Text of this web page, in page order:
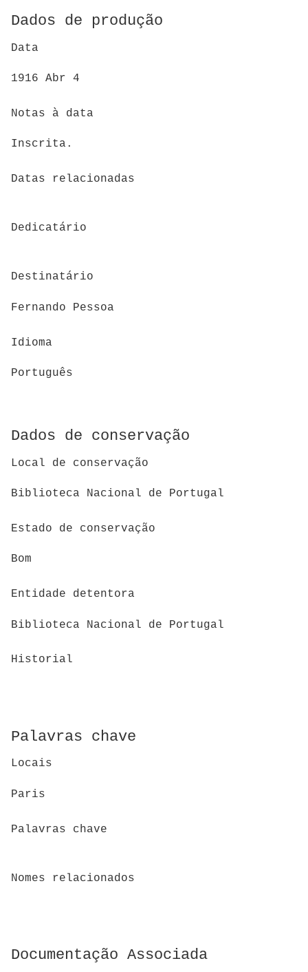
Dados de produção
Data
1916 Abr 4
Notas à data
Inscrita.
Datas relacionadas
Dedicatário
Destinatário
Fernando Pessoa
Idioma
Português
Dados de conservação
Local de conservação
Biblioteca Nacional de Portugal
Estado de conservação
Bom
Entidade detentora
Biblioteca Nacional de Portugal
Historial
Palavras chave
Locais
Paris
Palavras chave
Nomes relacionados
Documentação Associada